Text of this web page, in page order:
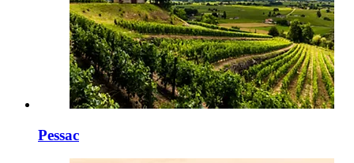
Pessac